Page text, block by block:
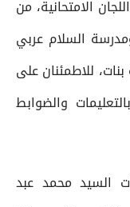
الامتحانية، من
السلام عربي
للاطمئنان على
والضوابط
السيد محمد عبد